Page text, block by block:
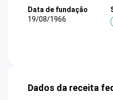
Data de fundação
19/08/1966
Dados da receita